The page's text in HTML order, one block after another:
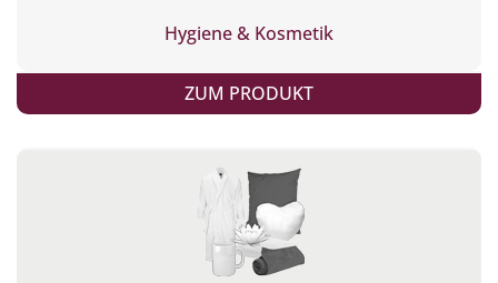
Hygiene & Kosmetik
ZUM PRODUKT